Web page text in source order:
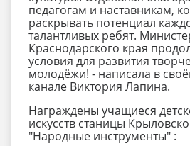
педагогам и наставникам,
раскрывать потенциал
талантливых ребят.
Краснодарского края
условия для развития
молодёжи! - написала в
канале Виктория Лапина.
Награждены учащиеся
искусств станицы
"Народные инструменты" :